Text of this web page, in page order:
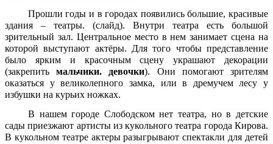
Прошли годы и в городах появились большие, красивые
здания – театры. (слайд). Внутри театра есть большой
зрительный зал. Центральное место в нем занимает сцена на
которой выступают актёры. Для того чтобы представление
было ярким и красочным сцену украшают декорации
(закрепитьмальчики. девочки). Они помогают зрителям
оказаться у великолепного замка, или в дремучем лесу у
избушки на курьих ножках.
В нашем городе Слободском нет театра, но в детские
сады приезжают артисты из кукольного театра города Кирова.
В кукольном театре актеры разыгрывают спектакли для детей